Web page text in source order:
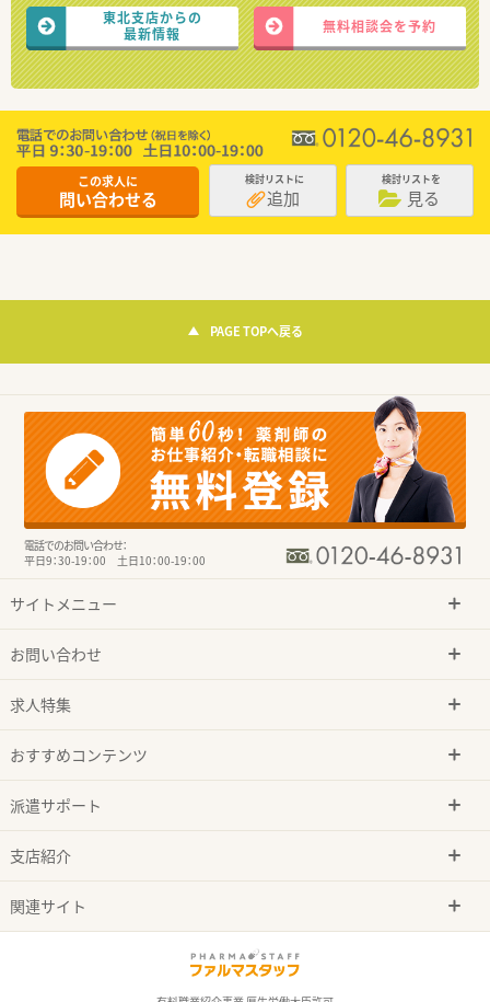
東北支店からの
最新情報
無料相談会を予約
この求人に
問い合わせる
検討リストに
追加
検討リストを
見る
PAGE TOPへ戻る
電話でのお問い合わせ：
平日9：30-19：00 土日10：00-19：00
サイトメニュー
お問い合わせ
求人特集
おすすめコンテンツ
派遣サポート
支店紹介
関連サイト